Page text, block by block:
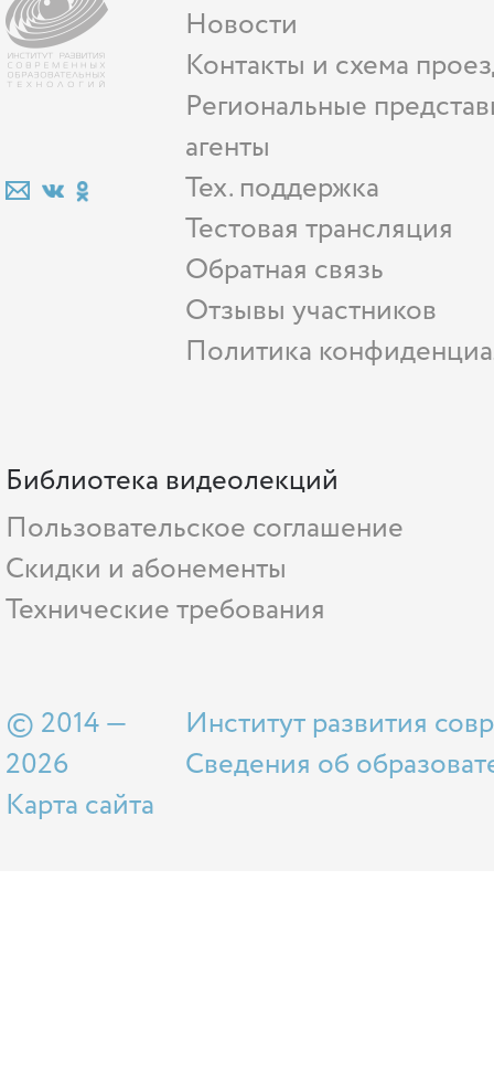
Новости
Контакты и схема
Региональные
агенты
Тех. поддержка
Тестовая трансляция
Обратная связь
Отзывы участников
Политика
Библиотека видеолекций
Пользовательское соглашение
Скидки и абонементы
Технические требования
© 2014 —
2026
Карта сайта
Институт развития
Сведения об